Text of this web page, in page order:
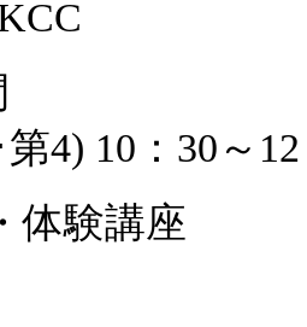
4) 10：30～
体験講座